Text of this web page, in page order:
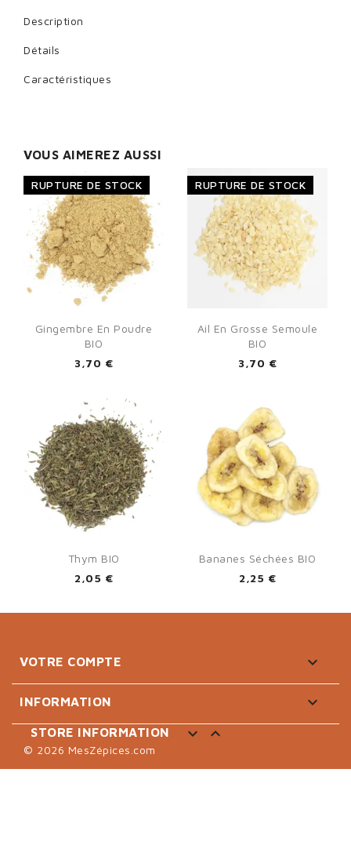
Description
Détails
Caractéristiques
VOUS AIMEREZ AUSSI
Gingembre En Poudre
BIO
3,70 €
RUPTURE DE STOCK
Ail En Grosse Semoule
BIO
3,70 €
RUPTURE DE STOCK
Thym BIO
2,05 €
Bananes Séchées BIO
2,25 €
VOTRE COMPTE 
INFORMATION 
STORE INFORMATION  
© 2026 MesZépices.com